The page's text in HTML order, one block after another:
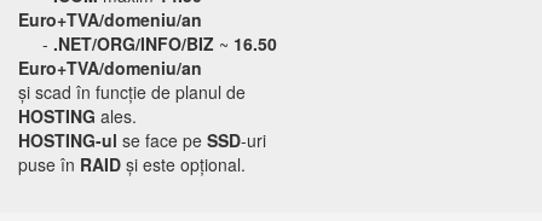
Euro+TVA/domeniu/an
- .NET/ORG/INFO/BIZ ~ 16.50
Euro+TVA/domeniu/an
și scad în funcție de planul de
HOSTING ales.
HOSTING-ul se face pe SSD-uri
puse în RAID și este opțional.